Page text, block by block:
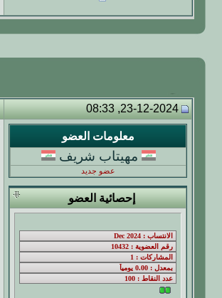
23-12-2024, 08:33
معلومات العضو
مهيتاب شريف
عضو جديد
إحصائية العضو